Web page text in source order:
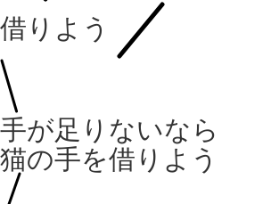
借りよう
手が足りないなら
猫の手を借りよう